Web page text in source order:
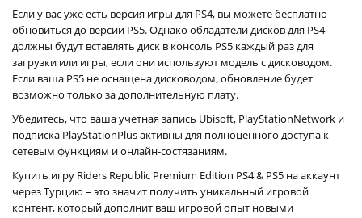
Если у вас уже есть версия игры для PS4, вы можете бесплатно
обновиться до версии PS5. Однако обладатели дисков для PS4
должны будут вставлять диск в консоль PS5 каждый раз для
загрузки или игры, если они используют модель с дисководом.
Если ваша PS5 не оснащена дисководом, обновление будет
возможно только за дополнительную плату.
Убедитесь, что ваша учетная запись Ubisoft, PlayStationNetwork и
подписка PlayStationPlus активны для полноценного доступа к
сетевым функциям и онлайн-состязаниям.
Купить игру Riders Republic Premium Edition PS4 & PS5 на аккаунт
через Турцию – это значит получить уникальный игровой
контент, который дополнит ваш игровой опыт новыми